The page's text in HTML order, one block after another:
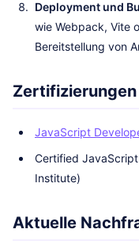
Deployment und
wie Webpack, Vite
Bereitstellung von
Zertifizierungen
JavaScript
Certified
Institute)
Aktuelle